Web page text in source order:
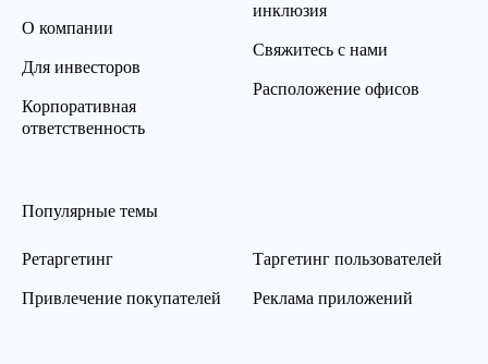
О компании
Для инвесторов
Корпоративная
ответственность
инклюзия
Свяжитесь с нами
Расположение офисов
Популярные темы
Ретаргетинг
Привлечение покупателей
Таргетинг пользователей
Реклама приложений